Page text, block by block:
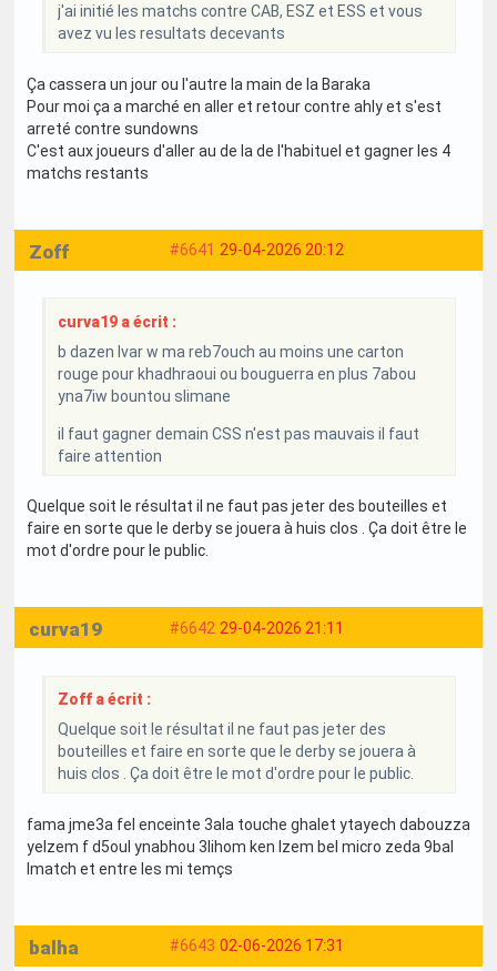
j'ai initié les matchs contre CAB, ESZ et ESS et vous
avez vu les resultats decevants
Ça cassera un jour ou l'autre la main de la Baraka
Pour moi ça a marché en aller et retour contre ahly et s'est
arreté contre sundowns
C'est aux joueurs d'aller au de la de l'habituel et gagner les 4
matchs restants
#6641 29-04-2026 20:12
Zoff
curva19 a écrit :
b dazen lvar w ma reb7ouch au moins une carton
rouge pour khadhraoui ou bouguerra en plus 7abou
yna7iw bountou slimane
il faut gagner demain CSS n'est pas mauvais il faut
faire attention
Quelque soit le résultat il ne faut pas jeter des bouteilles et
faire en sorte que le derby se jouera à huis clos . Ça doit être le
mot d'ordre pour le public.
#6642 29-04-2026 21:11
curva19
Zoff a écrit :
Quelque soit le résultat il ne faut pas jeter des
bouteilles et faire en sorte que le derby se jouera à
huis clos . Ça doit être le mot d'ordre pour le public.
fama jme3a fel enceinte 3ala touche ghalet ytayech dabouzza
yelzem f d5oul ynabhou 3lihom ken lzem bel micro zeda 9bal
lmatch et entre les mi temçs
#6643 02-06-2026 17:31
balha